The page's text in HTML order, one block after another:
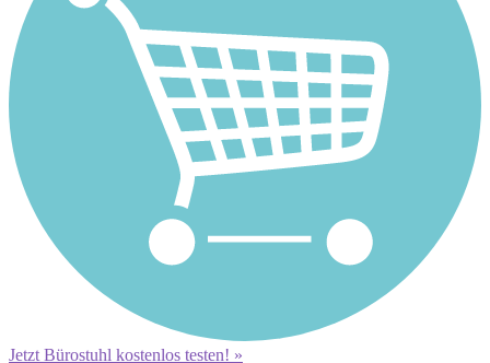
Jetzt Bürostuhl kostenlos testen! »